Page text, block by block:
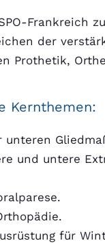
Frankreich
der
Prothetik,
Kernthemen:
und untere
für